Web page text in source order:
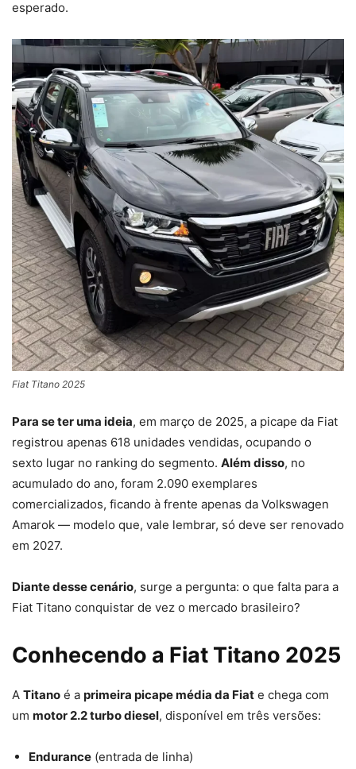
esperado.
Fiat Titano 2025
Para se ter uma ideia, em março de 2025, a picape da Fiat
registrou apenas 618 unidades vendidas, ocupando o
sexto lugar no ranking do segmento. Além disso, no
acumulado do ano, foram 2.090 exemplares
comercializados, ficando à frente apenas da Volkswagen
Amarok — modelo que, vale lembrar, só deve ser renovado
em 2027.
Diante desse cenário, surge a pergunta: o que falta para a
Fiat Titano conquistar de vez o mercado brasileiro?
Conhecendo a Fiat Titano 2025
A Titano é a primeira picape média da Fiat e chega com
um motor 2.2 turbo diesel, disponível em três versões:
Endurance (entrada de linha)